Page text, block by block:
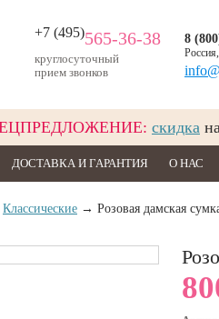
+7 (495)565-36-38
круглосуточный
прием звонков
8
скидка
ДОСТАВКА И ГАРАНТИЯ О НАС
Классические → Розовая дамская